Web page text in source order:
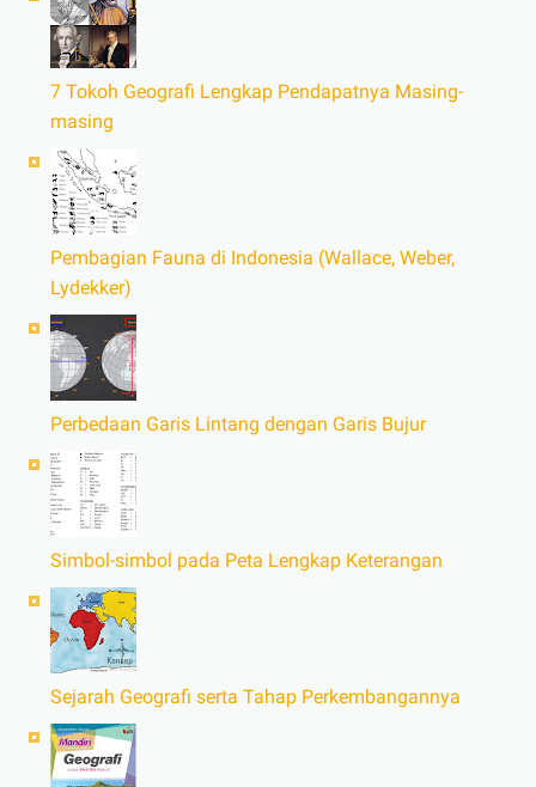
7 Tokoh Geografi Lengkap Pendapatnya Masing-
masing
Pembagian Fauna di Indonesia (Wallace, Weber,
Lydekker)
Perbedaan Garis Lintang dengan Garis Bujur
Simbol-simbol pada Peta Lengkap Keterangan
Sejarah Geografi serta Tahap Perkembangannya